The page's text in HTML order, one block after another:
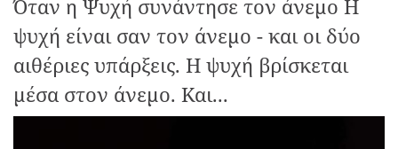
Όταν η Ψυχή συνάντησε τον άνεμο Η
ψυχή είναι σαν τον άνεμο - και οι δύο
αιθέριες υπάρξεις. Η ψυχή βρίσκεται
μέσα στον άνεμο. Και...